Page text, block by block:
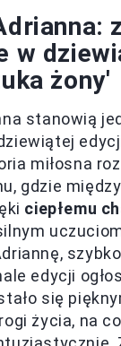
w
żony'
stanowią
miłosna
gdzie
ciepłemu
edycji
się
życia, na